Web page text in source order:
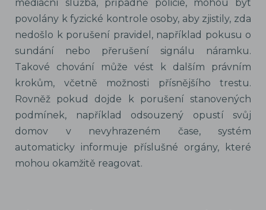
mediační služba, případně policie, mohou být
povolány k fyzické kontrole osoby, aby zjistily, zda
nedošlo k porušení pravidel, například pokusu o
sundání nebo přerušení signálu náramku.
Takové chování může vést k dalším právním
krokům, včetně možnosti přísnějšího trestu.
Rovněž pokud dojde k porušení stanovených
podmínek, například odsouzený opustí svůj
domov v nevyhrazeném čase, systém
automaticky informuje příslušné orgány, které
mohou okamžitě reagovat.